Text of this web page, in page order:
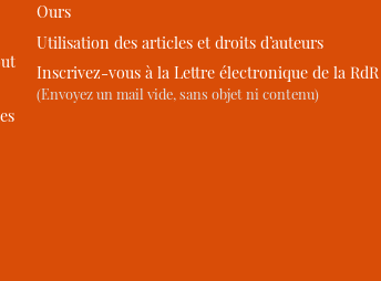
Ours
Utilisation des articles et droits d’auteurs
Inscrivez-vous à la Lettre électronique de la RdR
(Envoyez un mail vide, sans objet ni contenu)